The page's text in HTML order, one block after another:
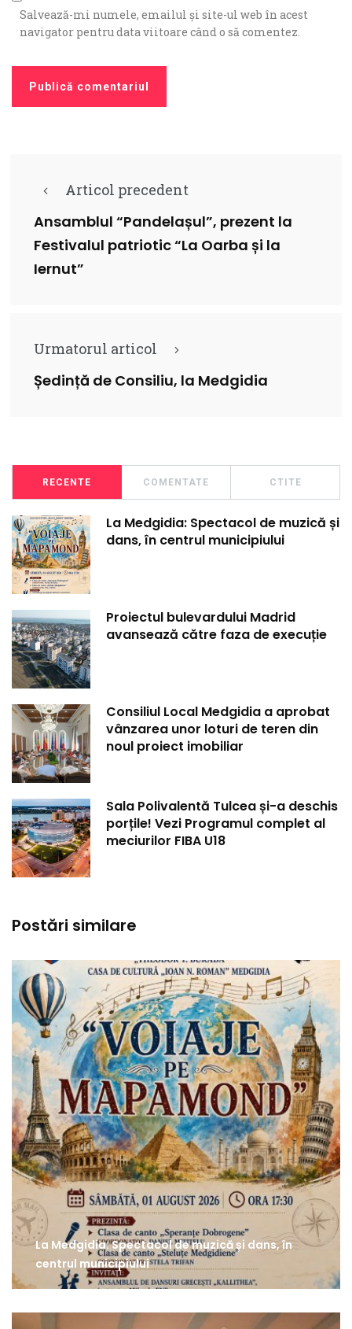
Salvează-mi numele, emailul și site-ul web în acest
navigator pentru data viitoare când o să comentez.
Articol precedent
Ansamblul “Pandelașul”, prezent la
Festivalul patriotic “La Oarba și la
Iernut”
Urmatorul articol
Ședință de Consiliu, la Medgidia
RECENTE COMENTATE CTITE
La Medgidia: Spectacol de muzică și
dans, în centrul municipiului
Proiectul bulevardului Madrid
avansează către faza de execuție
Consiliul Local Medgidia a aprobat
vânzarea unor loturi de teren din
noul proiect imobiliar
Sala Polivalentă Tulcea și-a deschis
porțile! Vezi Programul complet al
meciurilor FIBA U18
Postări similare
La Medgidia: Spectacol de muzică și dans, în
centrul municipiului